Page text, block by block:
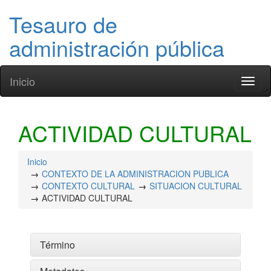
Tesauro de
administración pública
Inicio
ACTIVIDAD CULTURAL
Inicio
CONTEXTO DE LA ADMINISTRACION PUBLICA
CONTEXTO CULTURAL
SITUACION CULTURAL
ACTIVIDAD CULTURAL
Término